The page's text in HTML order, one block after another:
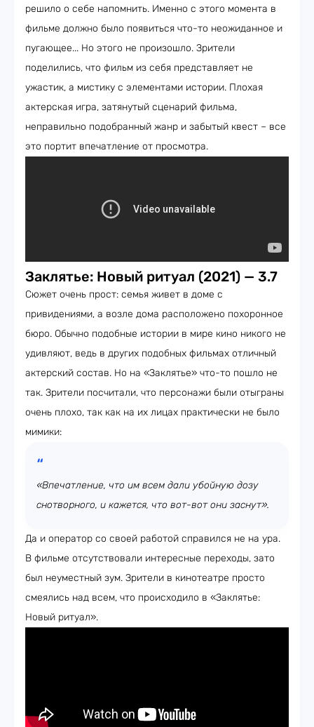
решило о себе напомнить. Именно с этого момента в
фильме должно было появиться что-то неожиданное и
пугающее... Но этого не произошло. Зрители
поделились, что фильм из себя представляет не
ужастик, а мистику с элементами истории. Плохая
актерская игра, затянутый сценарий фильма,
неправильно подобранный жанр и забытый квест – все
это портит впечатление от просмотра.
Заклятье: Новый ритуал (2021) — 3.7
Сюжет очень прост: семья живет в доме с
привидениями, а возле дома расположено похоронное
бюро. Обычно подобные истории в мире кино никого не
удивляют, ведь в других подобных фильмах отличный
актерский состав. Но на «Заклятье» что-то пошло не
так. Зрители посчитали, что персонажи были отыграны
очень плохо, так как на их лицах практически не было
мимики:
«Впечатление, что им всем дали убойную дозу
снотворного, и кажется, что вот-вот они заснут».
Да и оператор со своей работой справился не на ура.
В фильме отсутствовали интересные переходы, зато
был неуместный зум. Зрители в кинотеатре просто
смеялись над всем, что происходило в «Заклятье:
Новый ритуал».